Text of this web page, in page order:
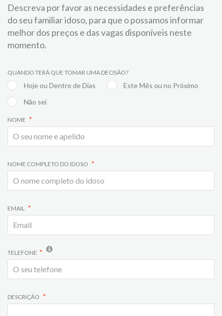
Descreva por favor as necessidades e preferências
do seu familiar idoso, para que o possamos informar
melhor dos preços e das vagas disponíveis neste
momento.
QUANDO TERÁ QUE TOMAR UMA DECISÃO?
Hoje ou Dentro de Dias
Este Mês ou no Próximo
Não sei
NOME
NOME COMPLETO DO IDOSO
EMAIL
TELEFONE
DESCRIÇÃO